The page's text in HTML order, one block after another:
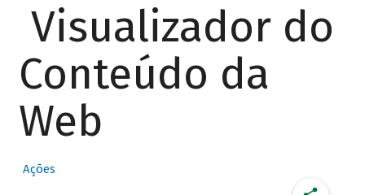
Visualizador do
Conteúdo da
Web
Ações